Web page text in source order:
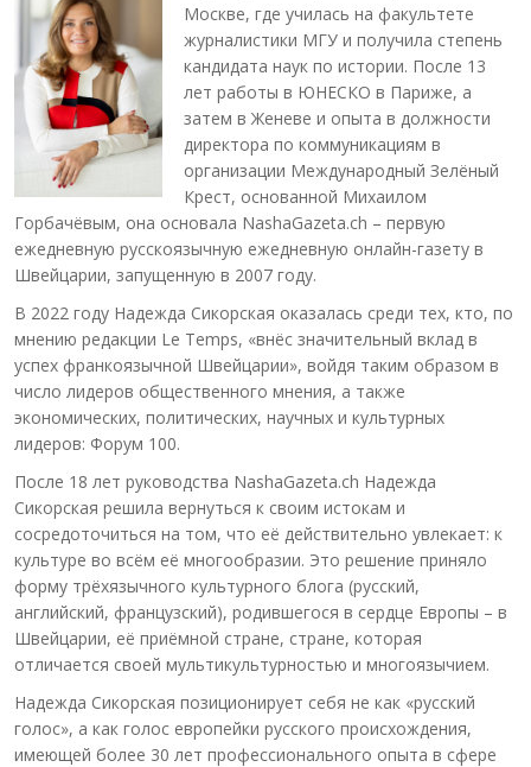
Москве, где училась на факультете
журналистики МГУ и получила степень
кандидата наук по истории. После 13
лет работы в ЮНЕСКО в Париже, а
затем в Женеве и опыта в должности
директора по коммуникациям в
организации Международный Зелёный
Крест, основанной Михаилом
Горбачёвым, она основала NashaGazeta.ch – первую
ежедневную русскоязычную ежедневную онлайн-газету в
Швейцарии, запущенную в 2007 году.
В 2022 году Надежда Сикорская оказалась среди тех, кто, по
мнению редакции Le Temps, «внёс значительный вклад в
успех франкоязычной Швейцарии», войдя таким образом в
число лидеров общественного мнения, а также
экономических, политических, научных и культурных
лидеров: Форум 100.
После 18 лет руководства NashaGazeta.ch Надежда
Сикорская решила вернуться к своим истокам и
сосредоточиться на том, что её действительно увлекает: к
культуре во всём её многообразии. Это решение приняло
форму трёхязычного культурного блога (русский,
английский, французский), родившегося в сердце Европы – в
Швейцарии, её приёмной стране, стране, которая
отличается своей мультикультурностью и многоязычием.
Надежда Сикорская позиционирует себя не как «русский
голос», а как голос европейки русского происхождения,
имеющей более 30 лет профессионального опыта в сфере